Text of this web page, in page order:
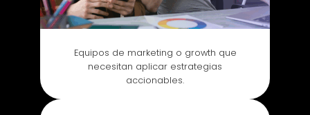
Equipos de marketing o growth que
necesitan aplicar estrategias
accionables.